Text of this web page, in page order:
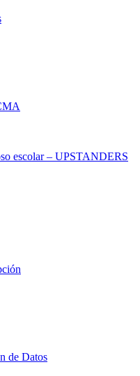
escolar – UPSTANDERS
de Datos